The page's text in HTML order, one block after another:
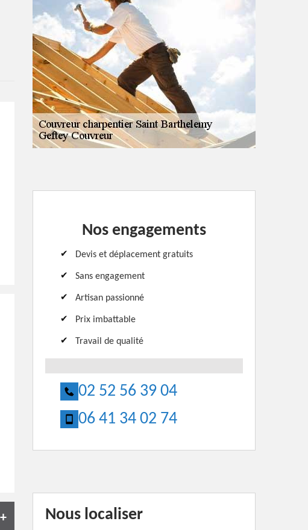
Nos engagements
Devis et déplacement gratuits
Sans engagement
Artisan passionné
Prix imbattable
Travail de qualité
02 52 56 39 04
06 41 34 02 74
Nous localiser